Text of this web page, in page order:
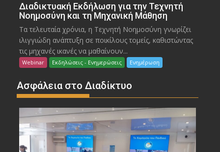
Διαδικτυακή Εκδήλωση για την Τεχνητή
Νοημοσύνη και τη Μηχανική Μάθηση
Τα τελευταία χρόνια, η Τεχνητή Νοημοσύνη γνωρίζει
ιλιγγιώδη ανάπτυξη σε ποικίλους τομείς, καθιστώντας
τις μηχανές ικανές να μαθαίνουν...
Webinar Εκδηλώσεις - Ενημερώσεις Ενημέρωση
Ασφάλεια στο Διαδίκτυο